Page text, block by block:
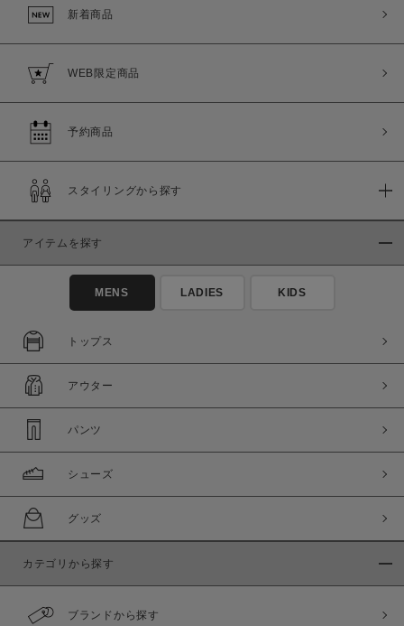
在庫
新着商品
WEB限定商品
予約商品
スタイリングから探す
アイテムを探す
MENS LADIES KIDS
トップス
アウター
パンツ
シューズ
グッズ
カテゴリから探す
ブランドから探す